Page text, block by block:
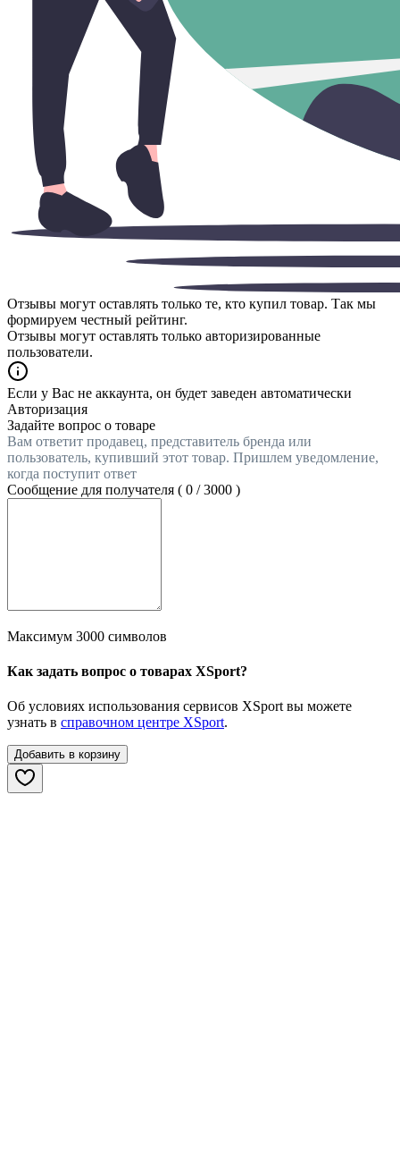
Отзывы могут оставлять только те, кто купил товар. Так мы
формируем честный рейтинг.
Отзывы могут оставлять только авторизированные
пользователи.
Если у Вас не аккаунта, он будет заведен автоматически
Авторизация
Задайте вопрос о товаре
Вам ответит продавец, представитель бренда или
пользователь, купивший этот товар. Пришлем уведомление,
когда поступит ответ
Сообщение для получателя ( 0 /3000 )
Максимум 3000 символов
Как задать вопрос о товарах XSport?
Об условиях использования сервисов XSport вы можете
узнать в справочном центре XSport.
Добавить в корзину